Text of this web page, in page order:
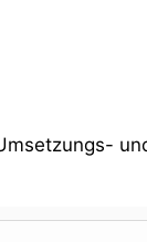
welches Portal
hat für
nur, weil die